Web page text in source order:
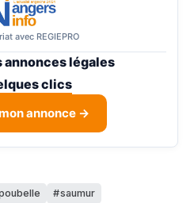
avec REGIEPRO
annonces légales
clics
annonce →
saumur